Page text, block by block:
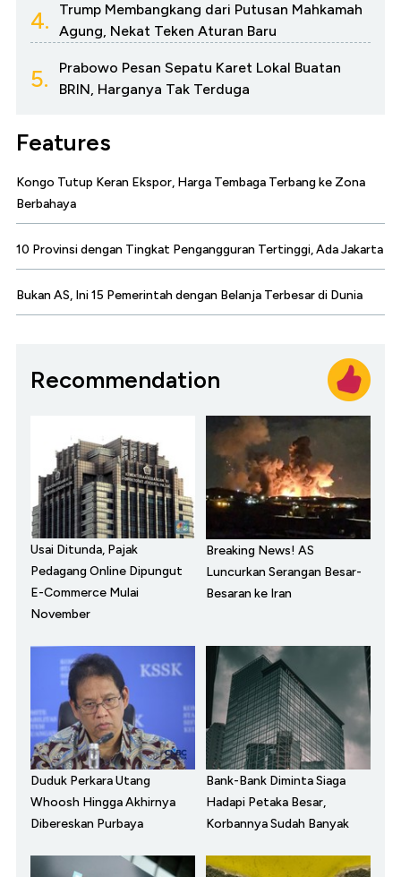
4.
Trump Membangkang dari Putusan Mahkamah
Agung, Nekat Teken Aturan Baru
5.
Prabowo Pesan Sepatu Karet Lokal Buatan
BRIN, Harganya Tak Terduga
Features
Kongo Tutup Keran Ekspor, Harga Tembaga Terbang ke Zona
Berbahaya
10 Provinsi dengan Tingkat Pengangguran Tertinggi, Ada Jakarta
Bukan AS, Ini 15 Pemerintah dengan Belanja Terbesar di Dunia
Recommendation
Usai Ditunda, Pajak
Pedagang Online Dipungut
E-Commerce Mulai
November
Breaking News! AS
Luncurkan Serangan Besar-
Besaran ke Iran
Duduk Perkara Utang
Whoosh Hingga Akhirnya
Dibereskan Purbaya
Bank-Bank Diminta Siaga
Hadapi Petaka Besar,
Korbannya Sudah Banyak